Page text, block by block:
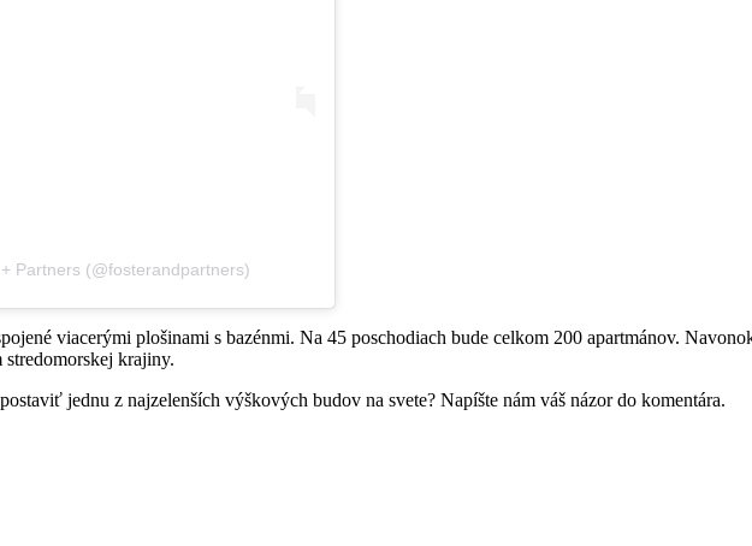
Partners (@fosterandpartners)
viacerými plošinami s bazénmi. Na 45 poschodiach bude celkom 200 apartmánov.
stredomorskej krajiny.
jednu z najzelenších výškových budov na svete? Napíšte nám váš názor do komentára.